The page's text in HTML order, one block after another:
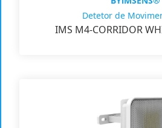
Detetor de
IMS M4-CORRIDOR